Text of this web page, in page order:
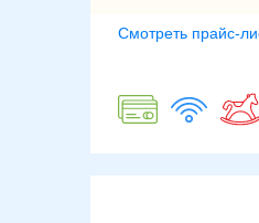
Смотреть прайс-